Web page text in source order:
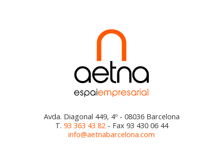
Avda. Diagonal 449, 4º - 08036 Barcelona
T. 93 363 43 82 - Fax 93 430 06 44
info@aetnabarcelona.com